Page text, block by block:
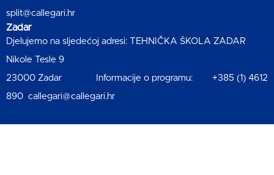
split@callegari.hr
Zadar
Djelujemo na sljedećoj adresi: TEHNIČKA ŠKOLA ZADAR
Nikole Tesle 9
23000 Zadar Informacije o programu: +385 (1) 4612
890 callegari@callegari.hr